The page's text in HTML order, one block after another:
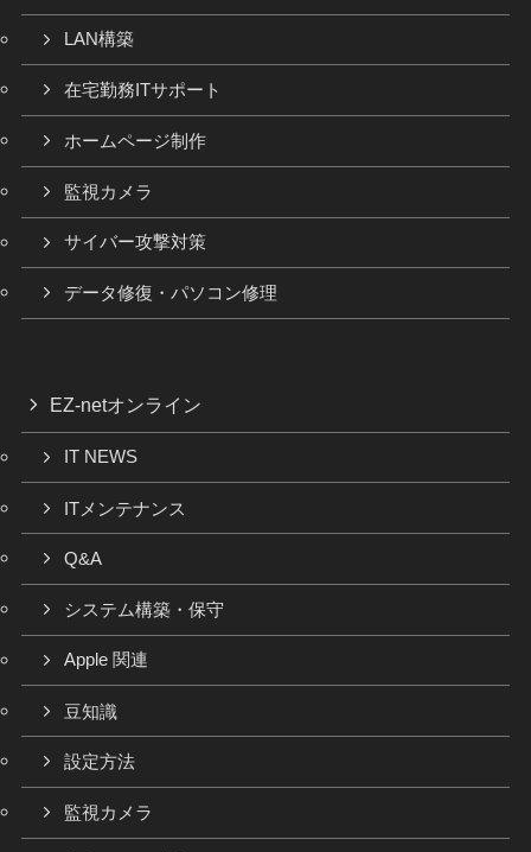
LAN構築
在宅勤務ITサポート
ホームページ制作
監視カメラ
サイバー攻撃対策
データ修復・パソコン修理
EZ-netオンライン
IT NEWS
ITメンテナンス
Q&A
システム構築・保守
Apple 関連
豆知識
設定方法
監視カメラ